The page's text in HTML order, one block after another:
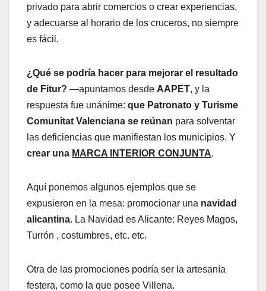
privado para abrir comercios o crear experiencias,
y adecuarse al horario de los cruceros, no siempre
es fácil.
¿Qué se podría hacer para mejorar el resultado
de Fitur? —apuntamos desde AAPET, y la
respuesta fue unánime: que Patronato y Turisme
Comunitat Valenciana se reúnan para solventar
las deficiencias que manifiestan los municipios. Y
crear una MARCA INTERIOR CONJUNTA.
Aquí ponemos algunos ejemplos que se
expusieron en la mesa: promocionar una navidad
alicantina. La Navidad es Alicante: Reyes Magos,
Turrón , costumbres, etc. etc.
Otra de las promociones podría ser la artesanía
festera, como la que posee Villena.